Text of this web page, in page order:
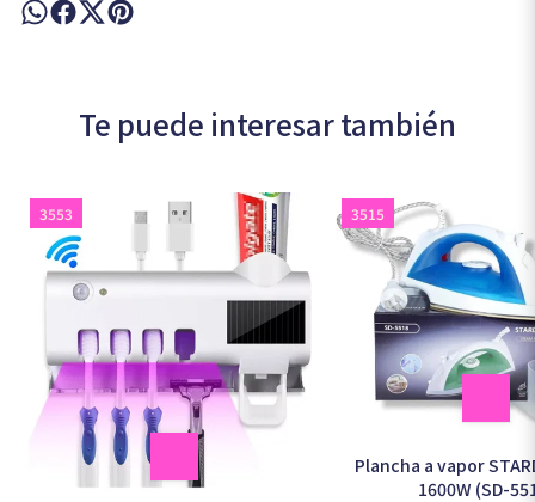
Te puede interesar también
3553 3515
Plancha a vapor
1600W (SD-